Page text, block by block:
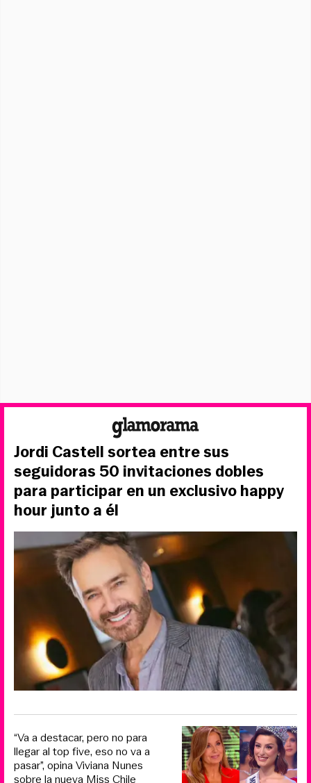
Jordi Castell sortea entre sus
seguidoras 50 invitaciones dobles
para participar en un exclusivo happy
hour junto a él
“Va a destacar, pero no para
llegar al top five, eso no va a
pasar”, opina Viviana Nunes
sobre la nueva Miss Chile